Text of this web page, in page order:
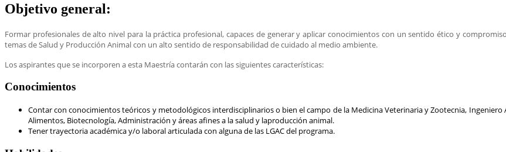
Objetivo general:
Formar profesionales de alto nivel para la práctica profesional, capaces de generar y aplicar conocimientos con un sentido ético y
temas de Salud y Producción Animal con un alto sentido de responsabilidad de cuidado al medio ambiente.
Los aspirantes que se incorporen a esta Maestría contarán con las siguientes características:
Conocimientos
Contar con conocimientos teóricos y metodológicos interdisciplinarios o bien el campo de la Medicina Veterinaria y Zootecnia,
Alimentos, Biotecnología, Administración y áreas afines a la salud y laproducción animal.
Tener trayectoria académica y/o laboral articulada con alguna de las LGAC del programa.